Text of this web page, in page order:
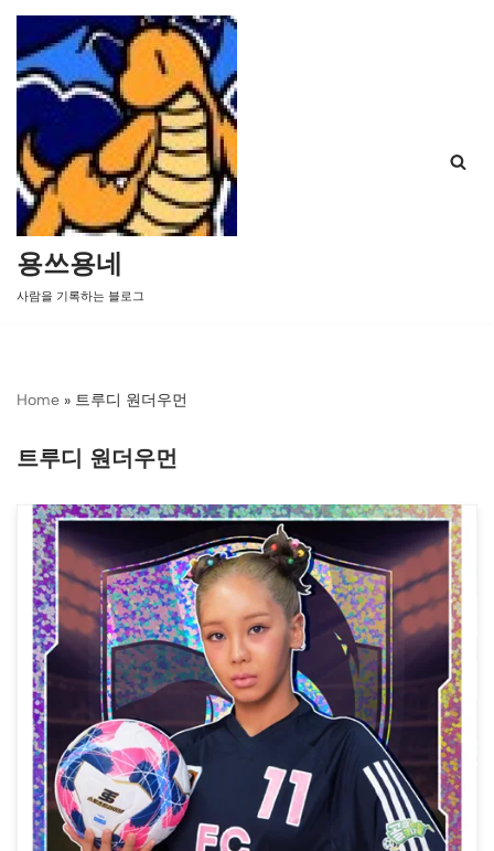
콘
텐
로
건
너
뛰
기
용쓰용네
사람을 기록하는 블로그
Home » 트루디 원더우먼
트루디 원더우먼